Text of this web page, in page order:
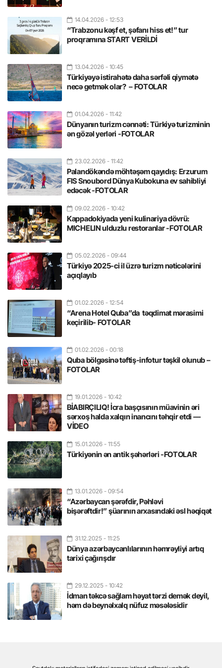
14.04.2026 - 12:53
“Trabzonu kəşf et, şəfanı hiss et!” tur
proqramına START VERİLDİ
13.04.2026 - 10:45
Türkiyəyə istirahətə daha sərfəli qiymətə
necə getmək olar? – FOTOLAR
01.04.2026 - 11:42
Dünyanın turizm cənnəti: Türkiyə turizminin
ən gözəl yerləri -FOTOLAR
23.02.2026 - 11:42
Palandökəndə möhtəşəm qayıdış: Erzurum
FIS Snoubord Dünya Kubokuna ev sahibliyi
edəcək -FOTOLAR
09.02.2026 - 10:42
Kappadokiyada yeni kulinariya dövrü:
MICHELIN ulduzlu restoranlar -FOTOLAR
05.02.2026 - 09:44
Türkiyə 2025-ci il üzrə turizm nəticələrini
açıqlayıb
01.02.2026 - 12:54
“Arena Hotel Quba”da təqdimat mərasimi
keçirilib- FOTOLAR
01.02.2026 - 00:18
Quba bölgəsinə təftiş-infotur təşkil olunub –
FOTOLAR
19.01.2026 - 10:42
BİABIRÇILIQ! İcra başçısının müavinin əri
sərxoş halda xalqın inancını təhqir etdi —
VİDEO
15.01.2026 - 11:55
Türkiyənin ən antik şəhərləri -FOTOLAR
13.01.2026 - 09:54
“Azərbaycan şərəfdir, Pəhləvi
bişərəftdir!” şüarının arxasındaki əsl həqiqət
31.12.2025 - 11:25
Dünya azərbaycanlılarının həmrəyliyi artıq
tarixi çağırışdır
29.12.2025 - 10:42
İdman təkcə sağlam həyat tərzi demək deyil,
həm də beynəlxalq nüfuz məsələsidir